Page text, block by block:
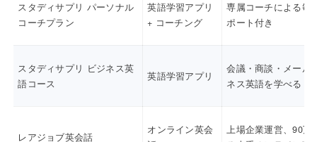
スタディサプリ パーソナル
コーチプラン
英語学習アプリ
+ コーチング
専属コーチによる毎
ポート付き
スタディサプリ ビジネス英
語コース
英語学習アプリ
会議・商談・メール
ネス英語を学べる
レアジョブ英会話
オンライン英会
上場企業運営、90万